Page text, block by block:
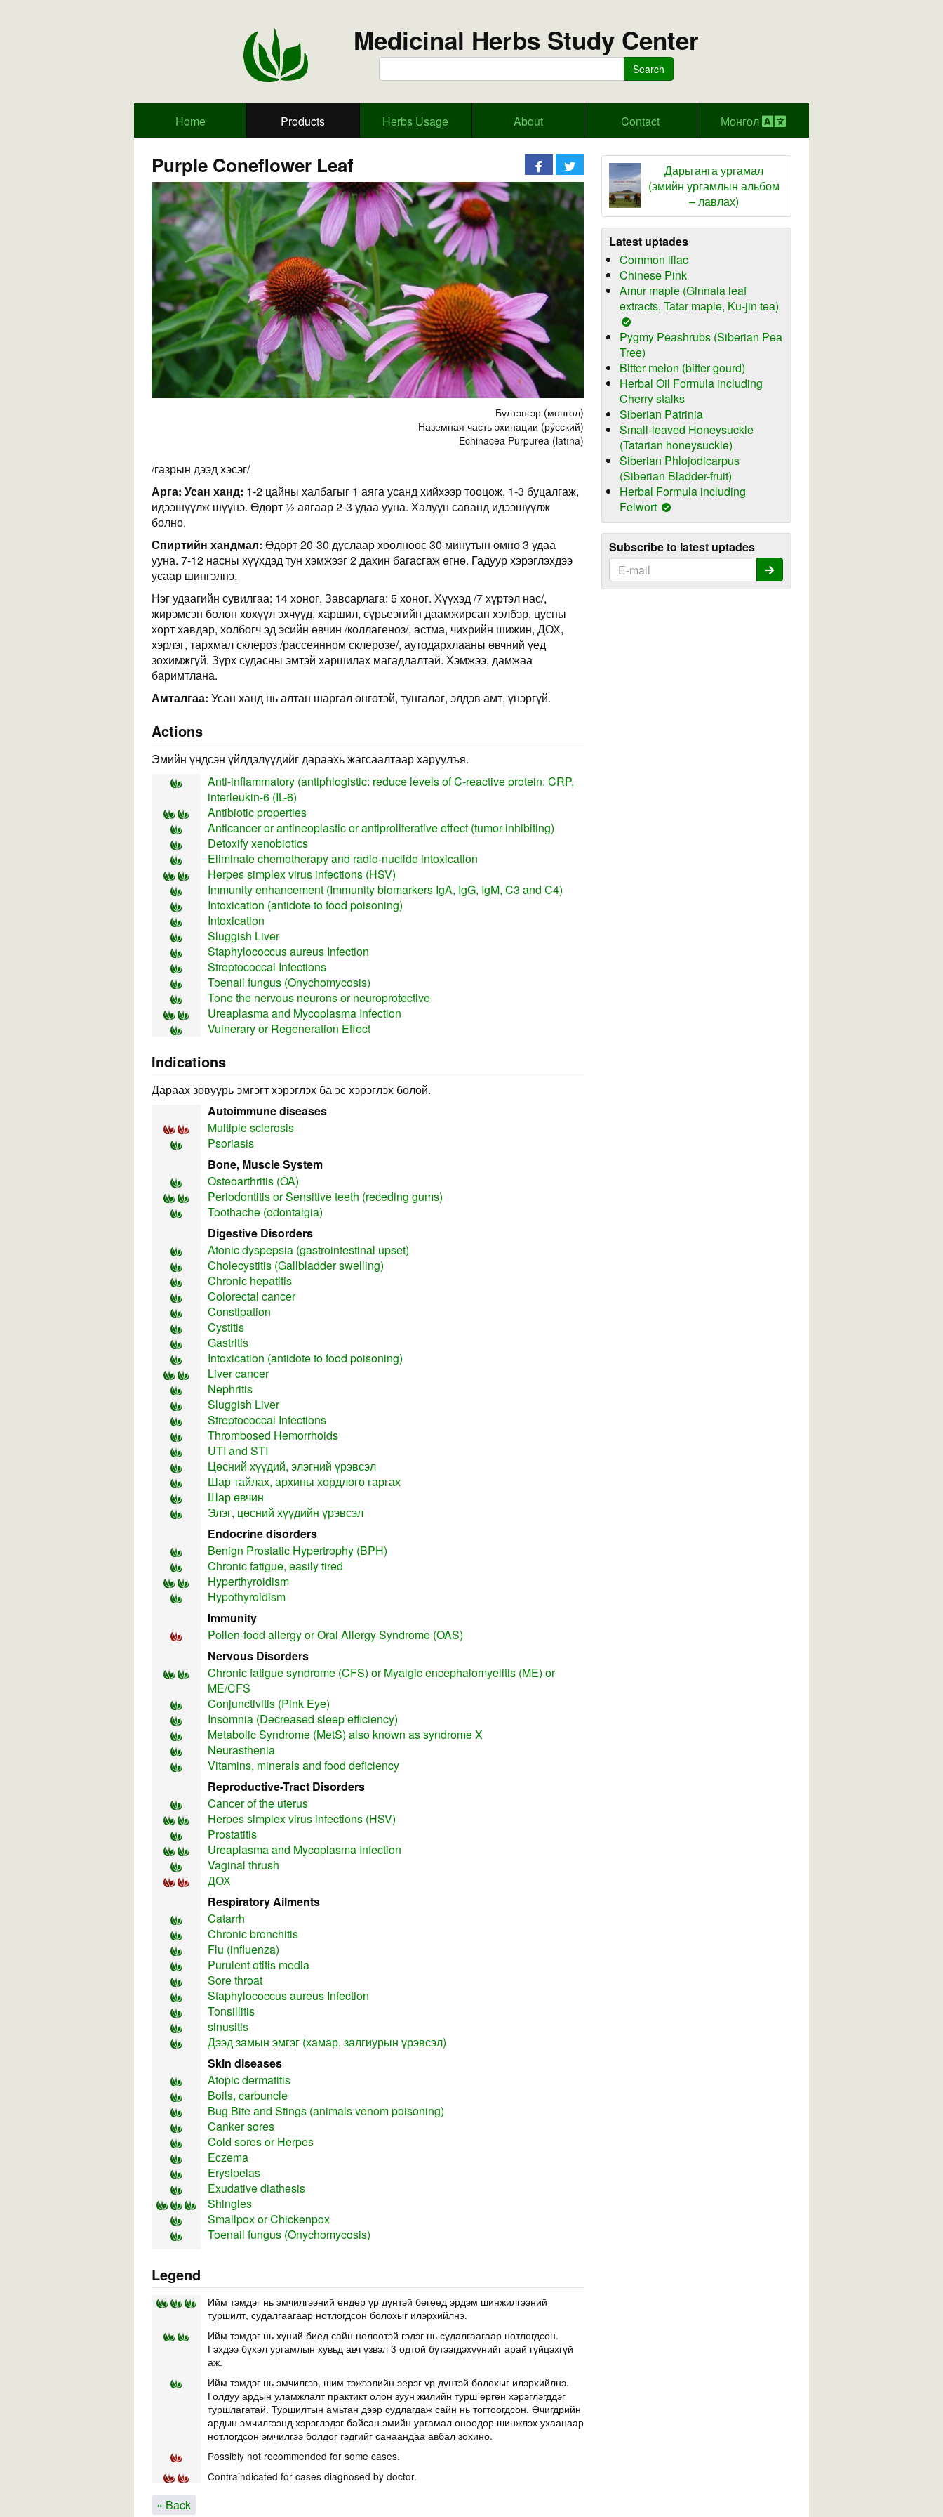
Medicinal Herbs Study Center
Search
Home Products Herbs Usage About Contact Монгол
Purple Coneflower Leaf
Бүлтэнгэр (монгол)
Наземная часть эхинации (ру́сский)
Echinacea Purpurea (latīna)
/газрын дээд хэсэг/
Арга: Усан ханд: 1-2 цайны халбагыг 1 аяга усанд хийхээр тооцож, 1-3 буцалгаж,
идээшүүлж шүүнэ. Өдөрт ½ аягаар 2-3 удаа ууна. Халуун саванд идээшүүлж
болно.
Спиртийн хандмал: Өдөрт 20-30 дуслаар хоолноос 30 минутын өмнө 3 удаа
ууна. 7-12 насны хүүхдэд тун хэмжээг 2 дахин багасгаж өгнө. Гадуур хэрэглэхдээ
усаар шингэлнэ.
Нэг удаагийн сувилгаа: 14 хоног. Завсарлага: 5 хоног. Хүүхэд /7 хүртэл нас/,
жирэмсэн болон хөхүүл эхчүүд, харшил, сүрьеэгийн даамжирсан хэлбэр, цусны
хорт хавдар, холбогч эд эсийн өвчин /коллагеноз/, астма, чихрийн шижин, ДОХ,
хэрлэг, тархмал склероз /рассеянном склерозе/, аутодархлааны өвчний үед
зохимжгүй. Зүрх судасны эмтэй харшилах магадлалтай. Хэмжээ, дамжаа
баримтлана.
Амталгаа: Усан ханд нь алтан шаргал өнгөтэй, тунгалаг, элдэв амт, үнэргүй.
Actions
Эмийн үндсэн үйлдэлүүдийг дараахь жагсаалтаар харуулъя.
Anti-inflammatory (antiphlogistic: reduce levels of C-reactive protein: CRP,
interleukin-6 (IL-6)
Antibiotic properties
Anticancer or antineoplastic or antiproliferative effect (tumor-inhibiting)
Detoxify xenobiotics
Eliminate chemotherapy and radio-nuclide intoxication
Herpes simplex virus infections (HSV)
Immunity enhancement (Immunity biomarkers IgA, IgG, IgM, C3 and C4)
Intoxication (antidote to food poisoning)
Intoxication
Sluggish Liver
Staphylococcus aureus Infection
Streptococcal Infections
Toenail fungus (Onychomycosis)
Tone the nervous neurons or neuroprotective
Ureaplasma and Mycoplasma Infection
Vulnerary or Regeneration Effect
Indications
Дараах зовуурь эмгэгт хэрэглэх ба эс хэрэглэх болой.
Autoimmune diseases
Multiple sclerosis
Psoriasis
Bone, Muscle System
Osteoarthritis (OA)
Periodontitis or Sensitive teeth (receding gums)
Toothache (odontalgia)
Digestive Disorders
Atonic dyspepsia (gastrointestinal upset)
Cholecystitis (Gallbladder swelling)
Chronic hepatitis
Colorectal cancer
Constipation
Cystitis
Gastritis
Intoxication (antidote to food poisoning)
Liver cancer
Nephritis
Sluggish Liver
Streptococcal Infections
Thrombosed Hemorrhoids
UTI and STI
Цөсний хүүдий, элэгний үрэвсэл
Шар тайлах, архины хордлого гаргах
Шар өвчин
Элэг, цөсний хүүдийн үрэвсэл
Endocrine disorders
Benign Prostatic Hypertrophy (BPH)
Chronic fatigue, easily tired
Hyperthyroidism
Hypothyroidism
Immunity
Pollen-food allergy or Oral Allergy Syndrome (OAS)
Nervous Disorders
Chronic fatigue syndrome (CFS) or Myalgic encephalomyelitis (ME) or
ME/CFS
Conjunctivitis (Pink Eye)
Insomnia (Decreased sleep efficiency)
Metabolic Syndrome (MetS) also known as syndrome X
Neurasthenia
Vitamins, minerals and food deficiency
Reproductive-Tract Disorders
Cancer of the uterus
Herpes simplex virus infections (HSV)
Prostatitis
Ureaplasma and Mycoplasma Infection
Vaginal thrush
ДОХ
Respiratory Ailments
Catarrh
Chronic bronchitis
Flu (influenza)
Purulent otitis media
Sore throat
Staphylococcus aureus Infection
Tonsillitis
sinusitis
Дээд замын эмгэг (хамар, залгиурын үрэвсэл)
Skin diseases
Atopic dermatitis
Boils, carbuncle
Bug Bite and Stings (animals venom poisoning)
Canker sores
Cold sores or Herpes
Eczema
Erysipelas
Exudative diathesis
Shingles
Smallpox or Chickenpox
Toenail fungus (Onychomycosis)
Legend
Ийм тэмдэг нь эмчилгээний өндөр үр дүнтэй бөгөөд эрдэм шинжилгээний
туршилт, судалгаагаар нотлогдсон болохыг илэрхийлнэ.
Ийм тэмдэг нь хүний биед сайн нөлөөтэй гэдэг нь судалгаагаар нотлогдсон.
Гэхдээ бүхэл ургамлын хувьд авч үзвэл 3 одтой бүтээгдэхүүнийг арай гүйцэхгүй
аж.
Ийм тэмдэг нь эмчилгээ, шим тэжээлийн эерэг үр дүнтэй болохыг илэрхийлнэ.
Голдуу ардын уламжлалт практикт олон зуун жилийн турш өргөн хэрэглэгддэг
туршлагатай. Туршилтын амьтан дээр судлагдаж сайн нь тогтоогдсон. Өчигдрийн
ардын эмчилгээнд хэрэглэдэг байсан эмийн ургамал өнөөдөр шинжлэх ухаанаар
нотлогдсон эмчилгээ болдог гэдгийг санаандаа авбал зохино.
Possibly not recommended for some cases.
Contraindicated for cases diagnosed by doctor.
« Back
Дарьганга ургамал
(эмийн ургамлын альбом
– лавлах)
Latest uptades
Common lilac
Chinese Pink
Amur maple (Ginnala leaf
extracts, Tatar maple, Ku-jin tea)
Pygmy Peashrubs (Siberian Pea
Tree)
Bitter melon (bitter gourd)
Herbal Oil Formula including
Cherry stalks
Siberian Patrinia
Small-leaved Honeysuckle
(Tatarian honeysuckle)
Siberian Phlojodicarpus
(Siberian Bladder-fruit)
Herbal Formula including
Felwort
Subscribe to latest uptades